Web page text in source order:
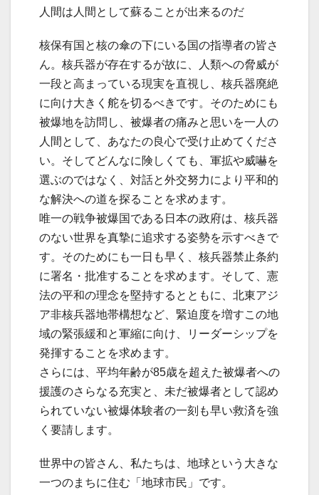
人間は人間として蘇ることが出来るのだ
核保有国と核の傘の下にいる国の指導者の皆さ
ん。核兵器が存在するが故に、人類への脅威が
一段と高まっている現実を直視し、核兵器廃絶
に向け大きく舵を切るべきです。そのためにも
被爆地を訪問し、被爆者の痛みと思いを一人の
人間として、あなたの良心で受け止めてくださ
い。そしてどんなに険しくても、軍拡や威嚇を
選ぶのではなく、対話と外交努力により平和的
な解決への道を探ることを求めます。
唯一の戦争被爆国である日本の政府は、核兵器
のない世界を真摯に追求する姿勢を示すべきで
す。そのためにも一日も早く、核兵器禁止条約
に署名・批准することを求めます。そして、憲
法の平和の理念を堅持するとともに、北東アジ
ア非核兵器地帯構想など、緊迫度を増すこの地
域の緊張緩和と軍縮に向け、リーダーシップを
発揮することを求めます。
さらには、平均年齢が85歳を超えた被爆者への
援護のさらなる充実と、未だ被爆者として認め
られていない被爆体験者の一刻も早い救済を強
く要請します。
世界中の皆さん、私たちは、地球という大きな
一つのまちに住む「地球市民」です。